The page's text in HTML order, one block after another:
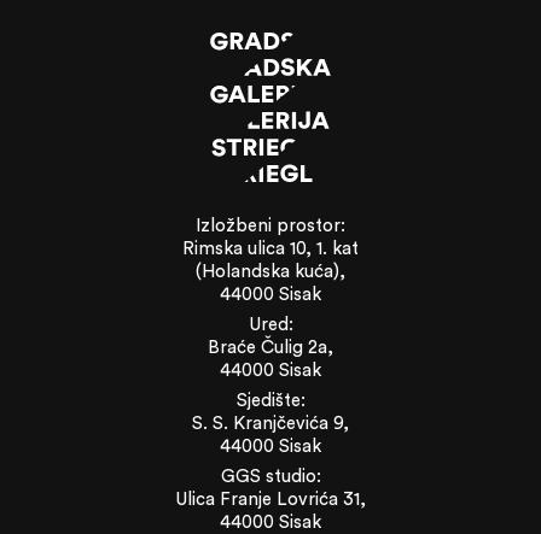
Izložbeni prostor:
Rimska ulica 10, 1. kat
(Holandska kuća),
44000 Sisak
Ured:
Braće Čulig 2a,
44000 Sisak
Sjedište:
S. S. Kranjčevića 9,
44000 Sisak
GGS studio:
Ulica Franje Lovrića 31,
44000 Sisak